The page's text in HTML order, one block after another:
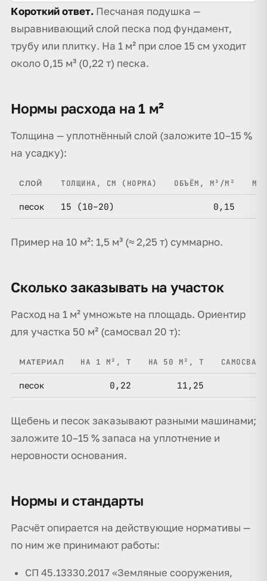
Короткий ответ. Песчаная подушка —
выравнивающий слой песка под фундамент,
трубу или плитку. На 1 м² при слое 15 см уходит
около 0,15 м³ (0,22 т) песка.
Нормы расхода на 1 м²
Толщина — уплотнённый слой (заложите 10–15 %
на усадку):
СЛОЙ ТОЛЩИНА, СМ (НОРМА) ОБЪЁМ, М³/М²
песок 15 (10–20) 0,15
Пример на 10 м²: 1,5 м³ (≈ 2,25 т) суммарно.
Сколько заказывать на участок
Расход на 1 м² умножьте на площадь. Ориентир
для участка 50 м² (самосвал 20 т):
МАТЕРИАЛ НА 1 М², Т НА 50 М², Т
песок 0,22 11,25
Щебень и песок заказывают разными машинами;
заложите 10–15 % запаса на уплотнение и
неровности основания.
Нормы и стандарты
Расчёт опирается на действующие нормативы —
по ним же принимают работы:
СП 45.13330.2017 «Земляные сооружения,